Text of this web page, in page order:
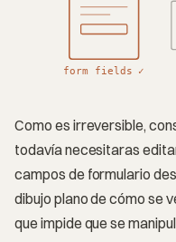
form fields ✓
Como es irreversible,
todavía necesitaras
campos de formulario
dibujo plano de cómo se
que impide que se